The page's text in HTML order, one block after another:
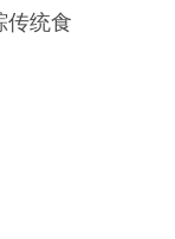
传统食